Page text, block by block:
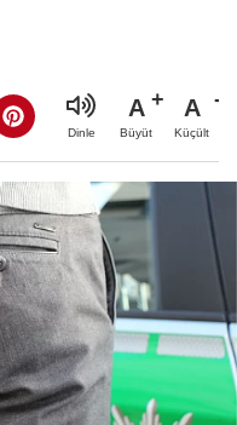
Dinle
A
Büyüt
A
Küçült